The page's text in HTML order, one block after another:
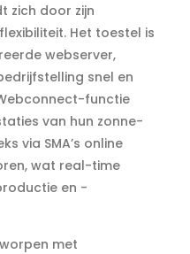
zich door zijn
Het toestel is
webserver,
snel en
functie
van hun zonne-
via SMA’s online
wat real-time
en -
met